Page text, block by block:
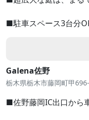
■駐車スペース3台分
Galena佐野
栃木県栃木市藤岡町甲
■佐野藤岡IC出口から